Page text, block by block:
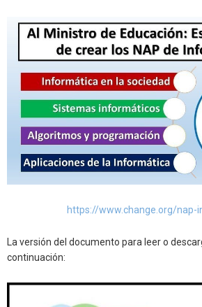
https://www.change.org/nap-
La versión del documento para leer o
continuación: